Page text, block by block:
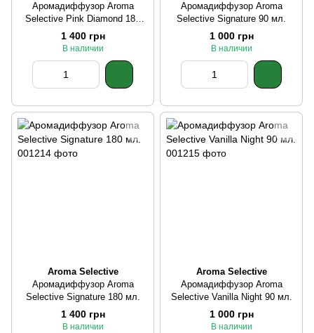
Аромадиффузор Aroma
Selective Pink Diamond 180
мл.
1 400 грн
В наличии
Аромадиффузор Aroma
Selective Signature 90 мл.
1 000 грн
В наличии
Aroma Selective
Аромадиффузор Aroma
Selective Signature 180 мл.
1 400 грн
В наличии
Aroma Selective
Аромадиффузор Aroma
Selective Vanilla Night 90 мл.
1 000 грн
В наличии